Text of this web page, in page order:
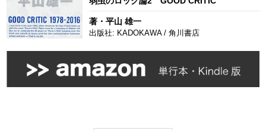
著・平山 雄一
出版社: KADOKAWA / 角川書店